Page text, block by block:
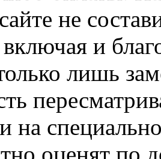
не
и
лишь
на
оценят по